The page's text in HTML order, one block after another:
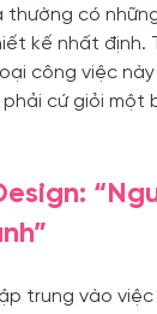
thường có
kế nhất định.
công việc
cứ giỏi một
trung vào